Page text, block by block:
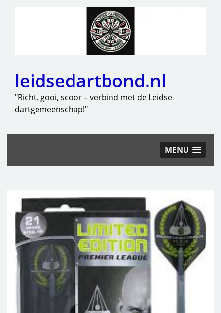
leidsedartbond.nl
"Richt, gooi, scoor – verbind met de Leidse
dartgemeenschap!"
MENU